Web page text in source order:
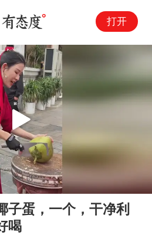
打开
00:14
Play
子蛋，一个，干净利
喝